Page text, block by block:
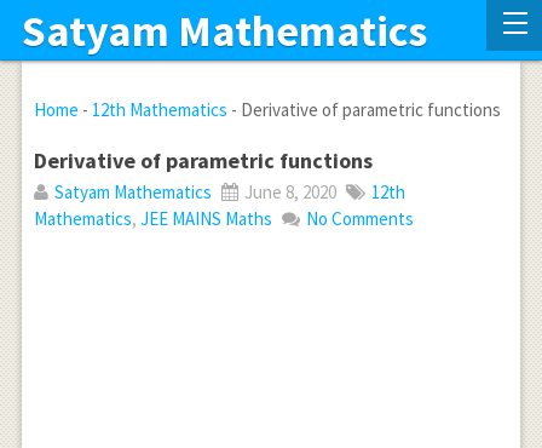
Satyam Mathematics
Home - 12th Mathematics - Derivative of parametric functions
Derivative of parametric functions
Satyam Mathematics June 8, 2020
12th
Mathematics, JEE MAINS Maths No Comments